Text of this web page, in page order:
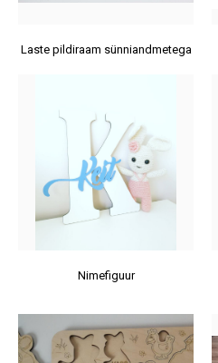
Laste pildiraam sünniandmetega
Nimefiguur